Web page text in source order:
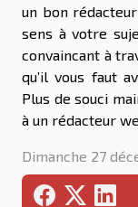
un bon
sens à votre
convaincant à
qu’il vous faut
Plus de souci
à un rédacteur
Dimanche 27